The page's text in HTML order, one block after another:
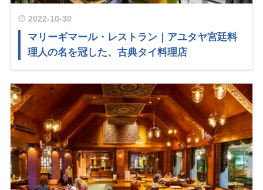
2022-10-30
マリーギマール・レストラン｜アユタヤ宮廷料
理人の名を冠した、古典タイ料理店